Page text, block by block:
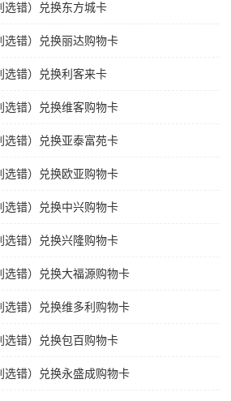
选错）兑换东方城卡
选错）兑换丽达购物卡
选错）兑换利客来卡
选错）兑换维客购物卡
选错）兑换亚泰富苑卡
选错）兑换欧亚购物卡
选错）兑换中兴购物卡
选错）兑换兴隆购物卡
错）兑换大福源购物卡
错）兑换维多利购物卡
选错）兑换包百购物卡
错）兑换永盛成购物卡